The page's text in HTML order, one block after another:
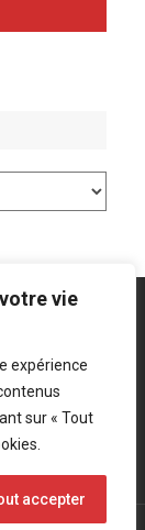
vie
expérience
sur « Tout
accepter